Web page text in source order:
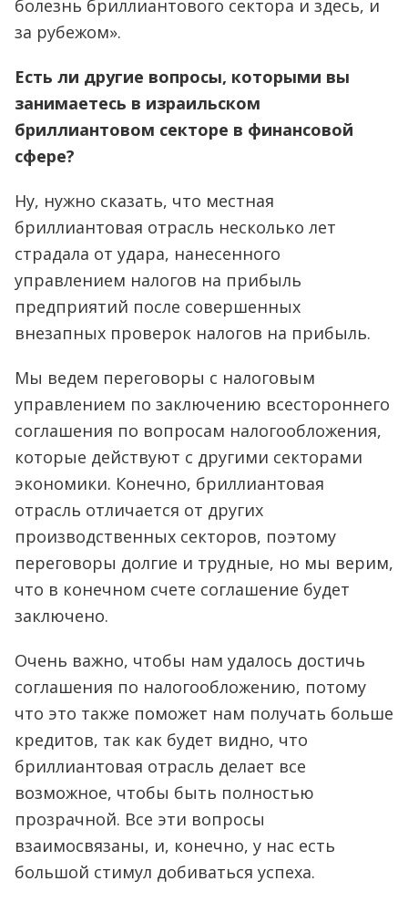
болезнь бриллиантового сектора и здесь, и
за рубежом».
Есть ли другие вопросы, которыми вы
занимаетесь в израильском
бриллиантовом секторе в финансовой
сфере?
Ну, нужно сказать, что местная
бриллиантовая отрасль несколько лет
страдала от удара, нанесенного
управлением налогов на прибыль
предприятий после совершенных
внезапных проверок налогов на прибыль.
Мы ведем переговоры с налоговым
управлением по заключению всестороннего
соглашения по вопросам налогообложения,
которые действуют с другими секторами
экономики. Конечно, бриллиантовая
отрасль отличается от других
производственных секторов, поэтому
переговоры долгие и трудные, но мы верим,
что в конечном счете соглашение будет
заключено.
Очень важно, чтобы нам удалось достичь
соглашения по налогообложению, потому
что это также поможет нам получать больше
кредитов, так как будет видно, что
бриллиантовая отрасль делает все
возможное, чтобы быть полностью
прозрачной. Все эти вопросы
взаимосвязаны, и, конечно, у нас есть
большой стимул добиваться успеха.